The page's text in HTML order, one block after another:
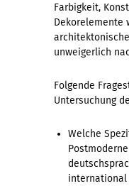
Farbigkeit,
Dekorelemente
unweigerlich
Folgende
Untersuchung
Welche
international